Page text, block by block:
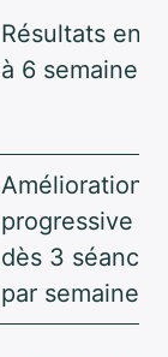
Résultats en 4
à 6 semaines
Amélioration
progressive
dès 3 séances
par semaine